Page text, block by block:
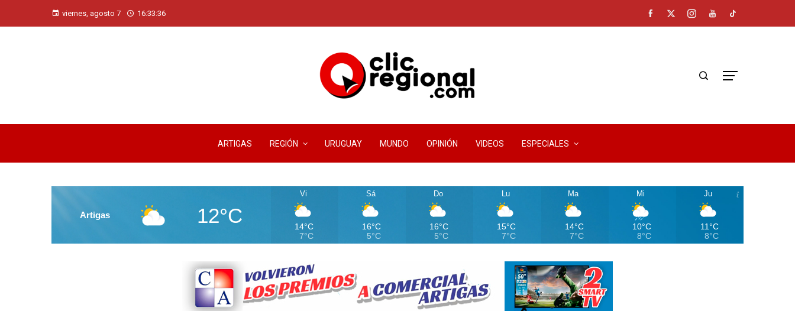
viernes, agosto 7 16:33:36
ARTIGAS REGIÓN URUGUAY MUNDO OPINIÓN VIDEOS ESPECIALES
Artigas 12°C
Vi
14°C
7°C
Sá
16°C
5°C
Do
16°C
5°C
Lu
15°C
7°C
Ma
14°C
7°C
Mi
10°C
8°C
Ju
11°C
8°C